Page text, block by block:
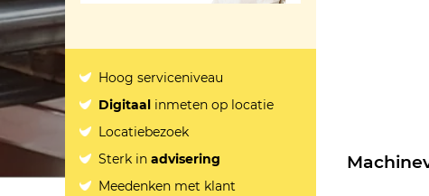
Hoog serviceniveau
Digitaal inmeten op locatie
Locatiebezoek
Sterk inadvisering
Meedenken met klant